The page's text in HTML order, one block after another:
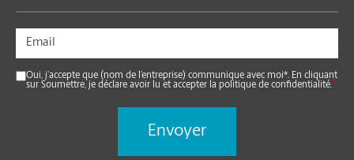
Oui, j’accepte que (nom de l’entreprise) communique avec moi*. En cliquant
sur Soumettre, je déclare avoir lu et accepter la politique de confidentialité.*